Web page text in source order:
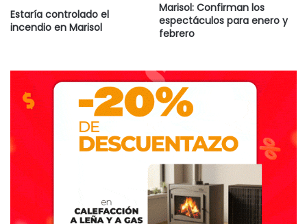
Estaría controlado el
incendio en Marisol
Marisol: Confirman los
espectáculos para enero y
febrero